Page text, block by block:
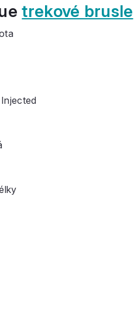
trekové brusle